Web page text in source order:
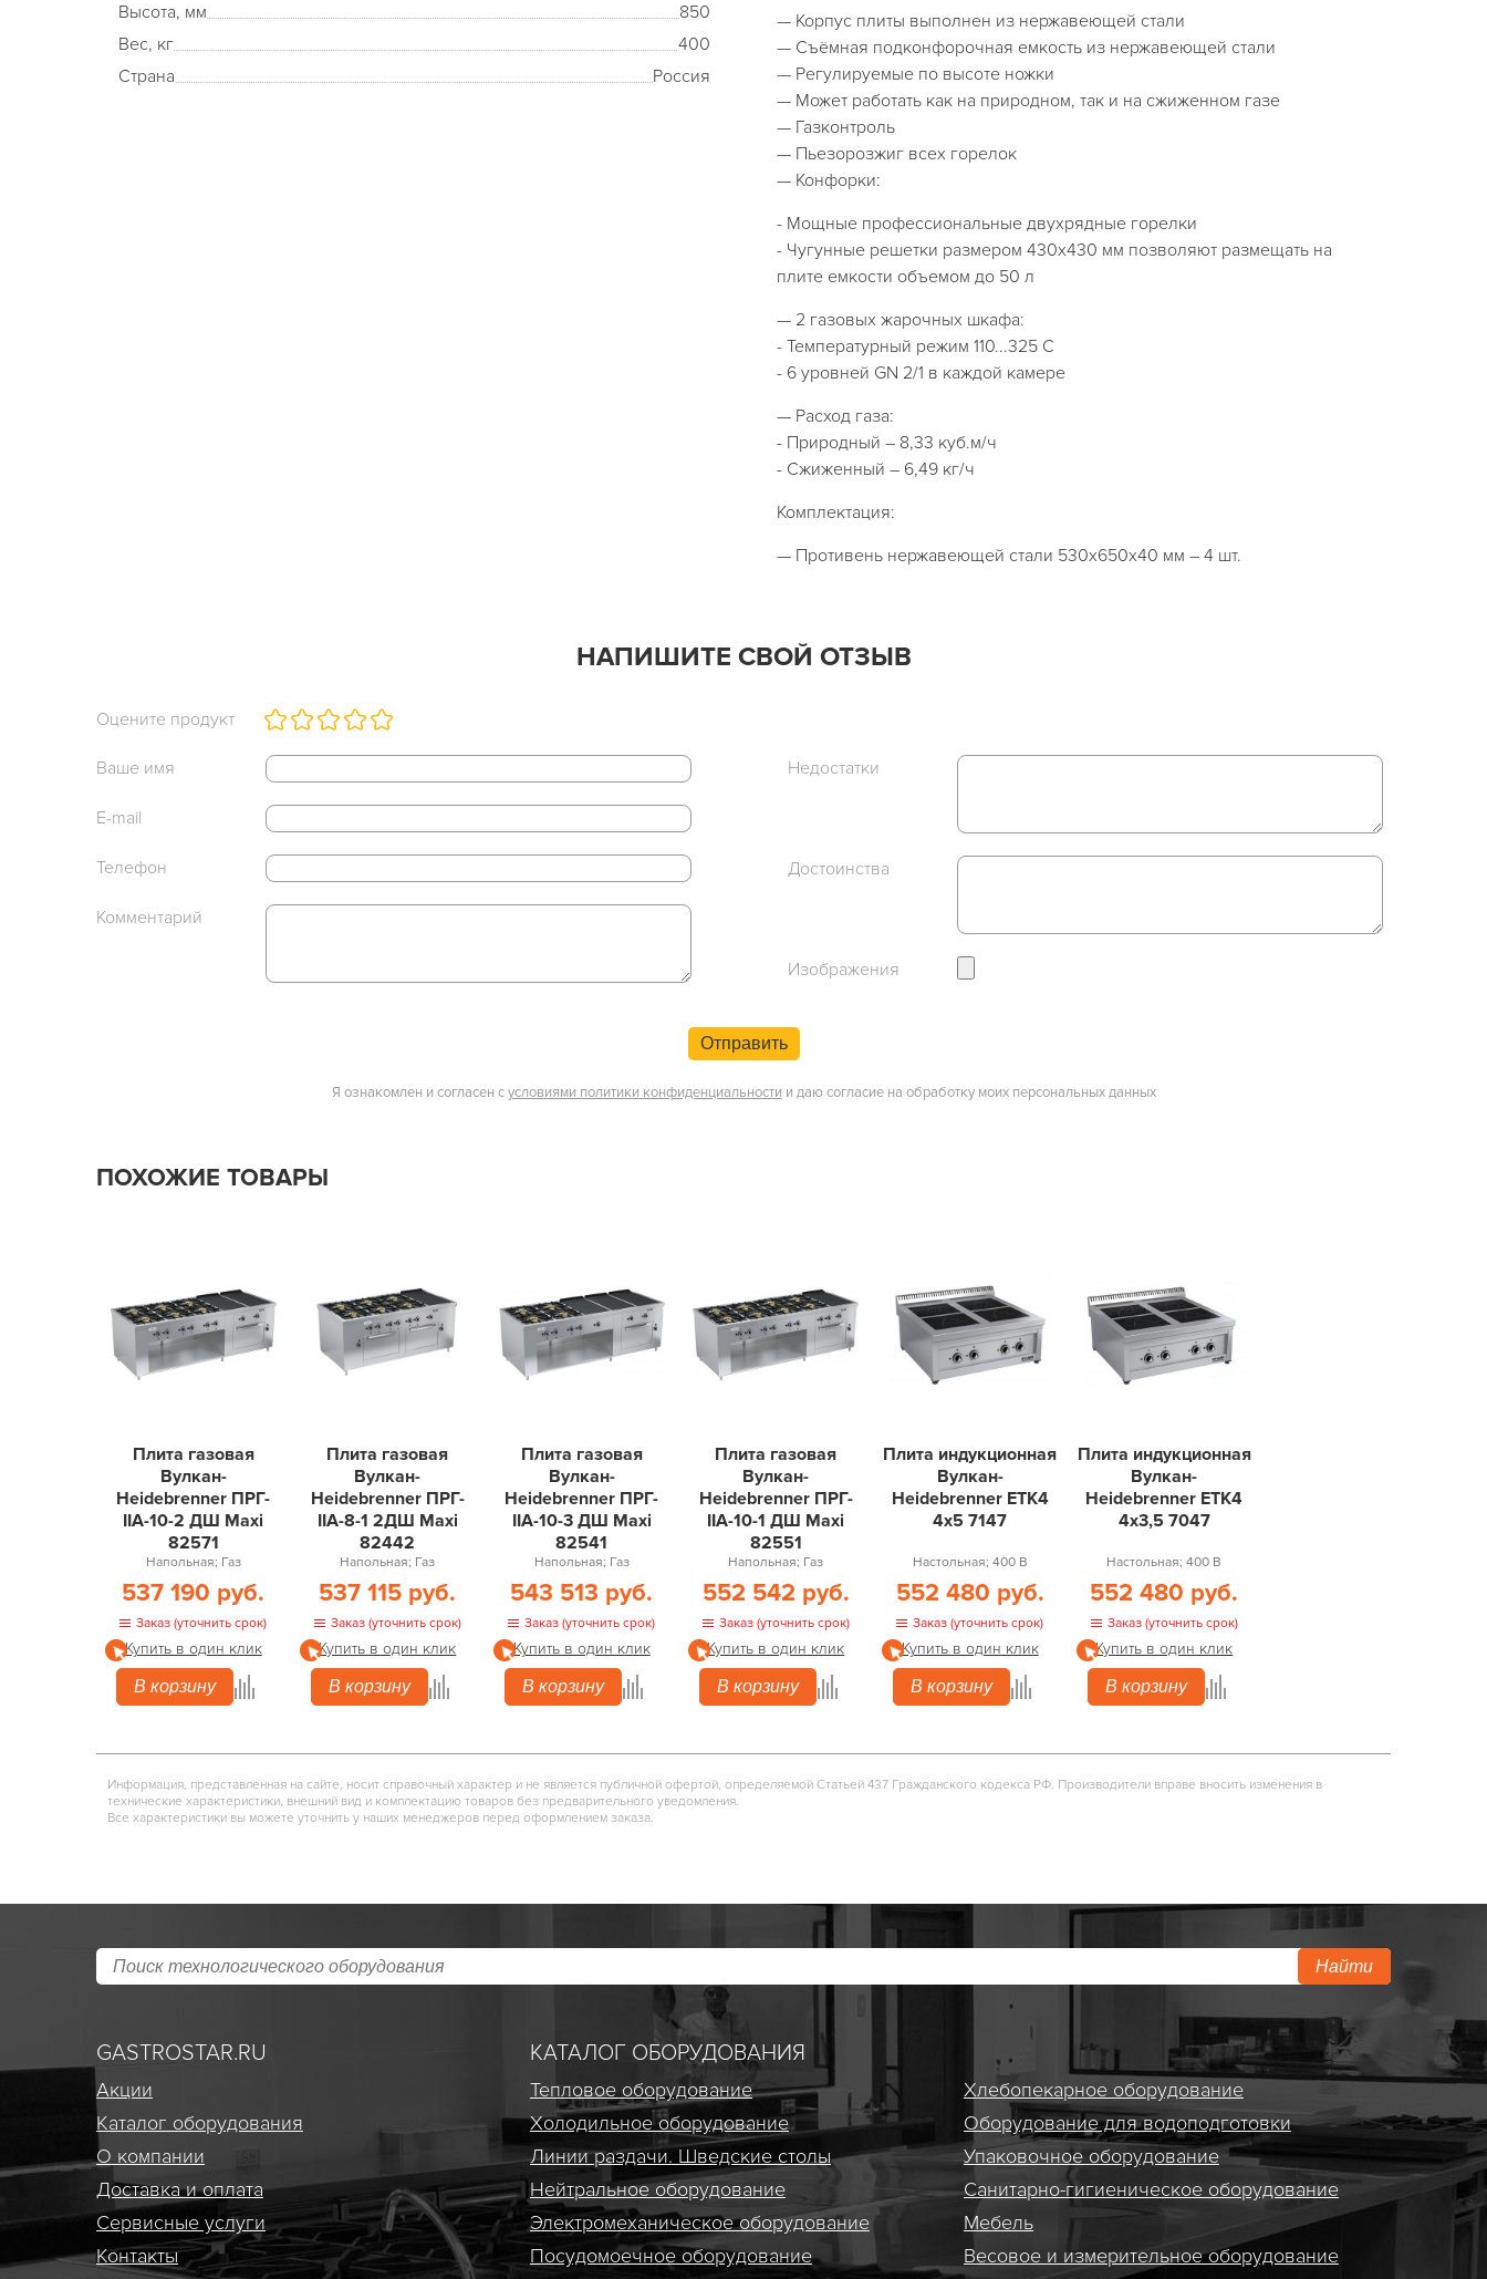
Высота, мм
850
Вес, кг
400
Страна
Россия
— Корпус плиты выполнен из нержавеющей стали
— Съёмная подконфорочная емкость из нержавеющей стали
— Регулируемые по высоте ножки
— Может работать как на природном, так и на сжиженном газе
— Газконтроль
— Пьезорозжиг всех горелок
— Конфорки:
- Мощные профессиональные двухрядные горелки
- Чугунные решетки размером 430х430 мм позволяют размещать на
плите емкости объемом до 50 л
— 2 газовых жарочных шкафа:
- Температурный режим 110...325 С
- 6 уровней GN 2/1 в каждой камере
— Расход газа:
- Природный – 8,33 куб.м/ч
- Сжиженный – 6,49 кг/ч
Комплектация:
— Противень нержавеющей стали 530х650х40 мм – 4 шт.
НАПИШИТЕ СВОЙ ОТЗЫВ
Оцените продукт
Ваше имя
E-mail
Телефон
Комментарий
Недостатки
Достоинства
Изображения
Отправить
Я ознакомлен и согласен сусловиями политики конфиденциальности и даю согласие на обработку моих персональных данных
ПОХОЖИЕ ТОВАРЫ
Плита газовая
Вулкан-
Heidebrenner ПРГ-
IIA-10-2 ДШ Maxi
82571
Напольная; Газ
537 190 руб.
Заказ (уточнить срок)
Купить в один клик
В корзину
Плита газовая
Вулкан-
Heidebrenner ПРГ-
IIA-8-1 2ДШ Maxi
82442
Напольная; Газ
537 115 руб.
Заказ (уточнить срок)
Купить в один клик
В корзину
Плита газовая
Вулкан-
Heidebrenner ПРГ-
IIA-10-3 ДШ Maxi
82541
Напольная; Газ
543 513 руб.
Заказ (уточнить срок)
Купить в один клик
В корзину
Плита газовая
Вулкан-
Heidebrenner ПРГ-
IIA-10-1 ДШ Maxi
82551
Напольная; Газ
552 542 руб.
Заказ (уточнить срок)
Купить в один клик
В корзину
Плита индукционная
Вулкан-
Heidebrenner ETK4
4х5 7147
Настольная; 400 В
552 480 руб.
Заказ (уточнить срок)
Купить в один клик
В корзину
Плита индукционная
Вулкан-
Heidebrenner ETK4
4х3,5 7047
Настольная; 400 В
552 480 руб.
Заказ (уточнить срок)
Купить в один клик
В корзину
Информация, представленная на сайте, носит справочный характер и не является публичной офертой, определяемой Статьей 437 Гражданского кодекса РФ. Производители вправе вносить изменения в
технические характеристики, внешний вид и комплектацию товаров без предварительного уведомления.
Все характеристики вы можете уточнить у наших менеджеров перед оформлением заказа.
Найти
GASTROSTAR.RU
Акции
Каталог оборудования
О компании
Доставка и оплата
Сервисные услуги
Контакты
КАТАЛОГ ОБОРУДОВАНИЯ
Тепловое оборудование
Холодильное оборудование
Линии раздачи. Шведские столы
Нейтральное оборудование
Электро­механическое оборудование
Посудомоечное оборудование
Хлебопекарное оборудование
Оборудование для водоподготовки
Упаковочное оборудование
Санитарно-гигиеническое оборудование
Мебель
Весовое и измерительное оборудование